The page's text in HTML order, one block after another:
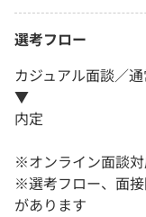
選考フロー
カジュアル面談／通
▼
内定
※オンライン面談
※選考フロー、面
があります